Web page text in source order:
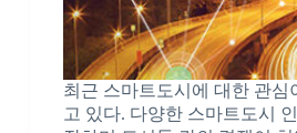
최근 스마트도시에 대한 관심
고 있다. 다양한 스마트도시